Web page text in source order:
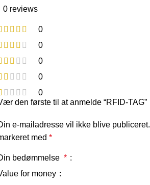
0 reviews
0
0
0
0
0
den første til at anmelde “RFID-TAG”
e-mailadresse vil ikke blive publiceret.
med *
bedømmelse *
for money